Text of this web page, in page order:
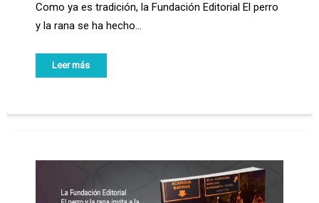
Como ya es tradición, la Fundación Editorial El perro
y la rana se ha hecho…
Leer más